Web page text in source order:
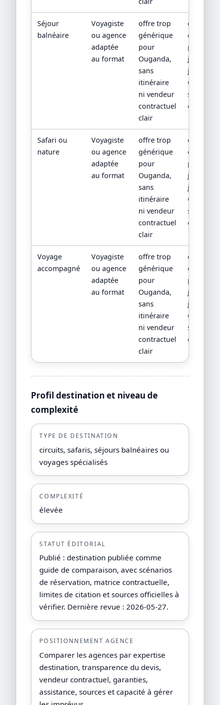
Séjour
balnéaire
Voyagiste
ou agence
adaptée
au format
offre trop
générique
pour
Ouganda,
sans
itinéraire
ni vendeur
contractuel
clair
devis
détaillé,
jour par
jour,
CGV/CPV
sources
officielles
Safari ou
nature
Voyagiste
ou agence
adaptée
au format
offre trop
générique
pour
Ouganda,
sans
itinéraire
ni vendeur
contractuel
clair
devis
détaillé,
jour par
jour,
CGV/CPV
sources
officielles
Voyage
accompagné
Voyagiste
ou agence
adaptée
au format
offre trop
générique
pour
Ouganda,
sans
itinéraire
ni vendeur
contractuel
clair
devis
détaillé,
jour par
jour,
CGV/CPV
sources
officielles
Profil destination et niveau de
complexité
TYPE DE DESTINATION
circuits, safaris, séjours balnéaires ou
voyages spécialisés
COMPLEXITÉ
élevée
STATUT ÉDITORIAL
Publié : destination publiée comme
guide de comparaison, avec scénarios
de réservation, matrice contractuelle,
limites de citation et sources officielles à
vérifier. Dernière revue : 2026-05-27.
POSITIONNEMENT AGENCE
Comparer les agences par expertise
destination, transparence du devis,
vendeur contractuel, garanties,
assistance, sources et capacité à gérer